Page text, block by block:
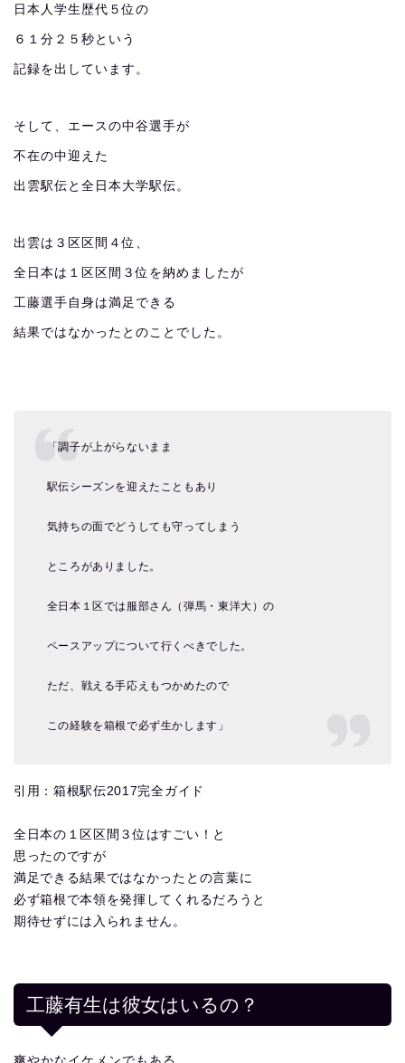
日本人学生歴代５位の
６１分２５秒という
記録を出しています。
そして、エースの中谷選手が
不在の中迎えた
出雲駅伝と全日本大学駅伝。
出雲は３区区間４位、
全日本は１区区間３位を納めましたが
工藤選手自身は満足できる
結果ではなかったとのことでした。
「調子が上がらないまま
駅伝シーズンを迎えたこともあり
気持ちの面でどうしても守ってしまう
ところがありました。
全日本１区では服部さん（弾馬・東洋大）の
ペースアップについて行くべきでした。
ただ、戦える手応えもつかめたので
この経験を箱根で必ず生かします」
引用：箱根駅伝2017完全ガイド
全日本の１区区間３位はすごい！と
思ったのですが
満足できる結果ではなかったとの言葉に
必ず箱根で本領を発揮してくれるだろうと
期待せずには入られません。
工藤有生は彼女はいるの？
爽やかなイケメンでもある